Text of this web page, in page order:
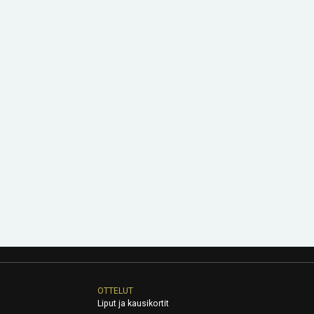
OTTELUT
Liput ja kausikortit